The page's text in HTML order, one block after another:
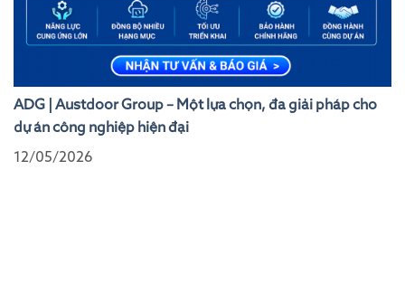
ADG | Austdoor Group – Một lựa chọn, đa giải pháp cho
dự án công nghiệp hiện đại
12/05/2026